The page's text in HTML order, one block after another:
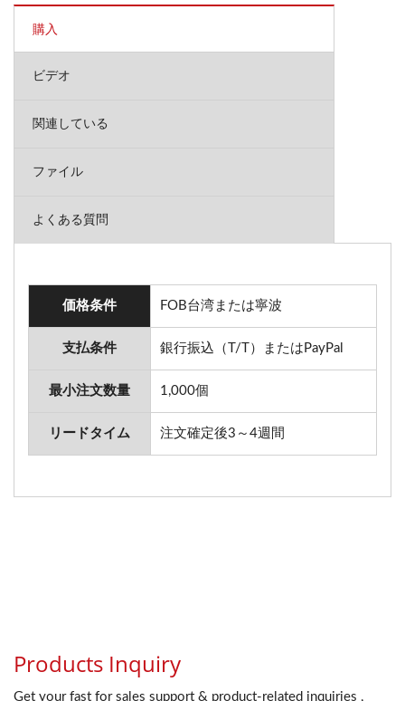
購入
ビデオ
関連している
ファイル
よくある質問
価格条件 FOB台湾または寧波
支払条件 銀行振込（T/T）またはPayPal
最小注文数量 1,000個
リードタイム 注文確定後3～4週間